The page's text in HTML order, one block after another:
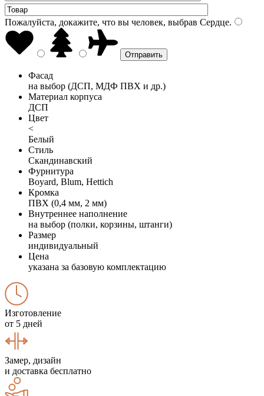
Пожалуйста, докажите, что вы человек, выбрав Сердце.
Фасад
на выбор (ДСП, МДФ ПВХ и др.)
Материал корпуса
ДСП
Цвет
<
Белый
Стиль
Скандинавский
Фурнитура
Boyard, Blum, Hettich
Кромка
ПВХ (0,4 мм, 2 мм)
Внутреннее наполнение
на выбор (полки, корзины, штанги)
Размер
индивидуальный
Цена
указана за базовую комплектацию
Изготовление
от 5 дней
Замер, дизайн
и доставка бесплатно